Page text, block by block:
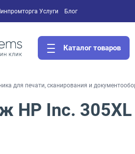
Услуги Блог
Каталог товаров
для печати, сканирования и
HP Inc.